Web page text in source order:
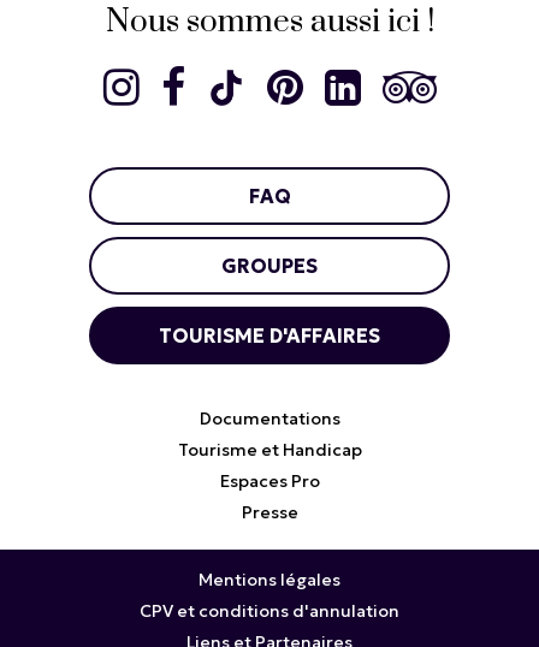
Nous sommes aussi ici !
FAQ
GROUPES
TOURISME D'AFFAIRES
Documentations
Tourisme et Handicap
Espaces Pro
Presse
Mentions légales
CPV et conditions d'annulation
Liens et Partenaires